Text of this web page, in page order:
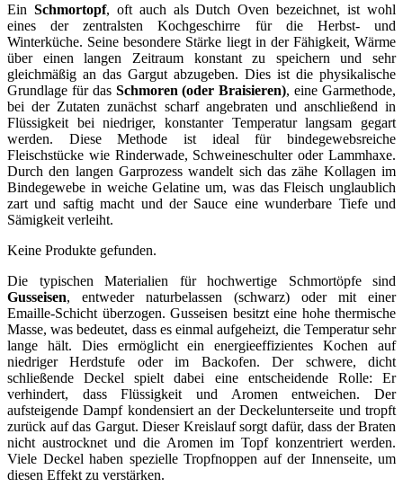
Ein Schmortopf, oft auch als Dutch Oven bezeichnet, ist wohl
eines der zentralsten Kochgeschirre für die Herbst- und
Winterküche. Seine besondere Stärke liegt in der Fähigkeit, Wärme
über einen langen Zeitraum konstant zu speichern und sehr
gleichmäßig an das Gargut abzugeben. Dies ist die physikalische
Grundlage für das Schmoren (oder Braisieren), eine Garmethode,
bei der Zutaten zunächst scharf angebraten und anschließend in
Flüssigkeit bei niedriger, konstanter Temperatur langsam gegart
werden. Diese Methode ist ideal für bindegewebsreiche
Fleischstücke wie Rinderwade, Schweineschulter oder Lammhaxe.
Durch den langen Garprozess wandelt sich das zähe Kollagen im
Bindegewebe in weiche Gelatine um, was das Fleisch unglaublich
zart und saftig macht und der Sauce eine wunderbare Tiefe und
Sämigkeit verleiht.
Keine Produkte gefunden.
Die typischen Materialien für hochwertige Schmortöpfe sind
Gusseisen, entweder naturbelassen (schwarz) oder mit einer
Emaille-Schicht überzogen. Gusseisen besitzt eine hohe thermische
Masse, was bedeutet, dass es einmal aufgeheizt, die Temperatur sehr
lange hält. Dies ermöglicht ein energieeffizientes Kochen auf
niedriger Herdstufe oder im Backofen. Der schwere, dicht
schließende Deckel spielt dabei eine entscheidende Rolle: Er
verhindert, dass Flüssigkeit und Aromen entweichen. Der
aufsteigende Dampf kondensiert an der Deckelunterseite und tropft
zurück auf das Gargut. Dieser Kreislauf sorgt dafür, dass der Braten
nicht austrocknet und die Aromen im Topf konzentriert werden.
Viele Deckel haben spezielle Tropfnoppen auf der Innenseite, um
diesen Effekt zu verstärken.